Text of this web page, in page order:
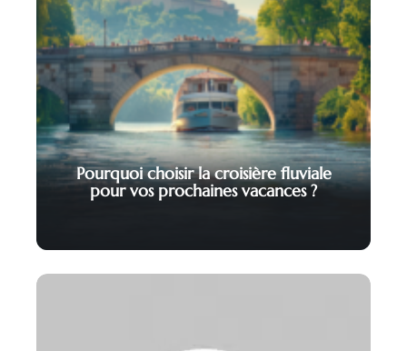
Pourquoi choisir la croisière fluviale
pour vos prochaines vacances ?